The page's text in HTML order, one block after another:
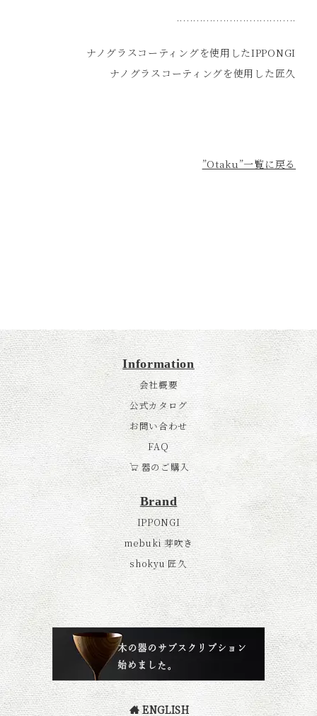
....................................
ナノグラスコーティングを使用したIPPONGI
ナノグラスコーティングを使用した匠久
”Otaku”一覧に戻る
Information
会社概要
公式カタログ
お問い合わせ
FAQ
器のご購入
Brand
IPPONGI
mebuki 芽吹き
shokyu 匠久
ENGLISH